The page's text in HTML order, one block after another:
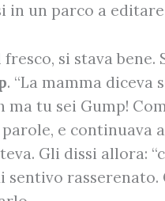
in un parco a
si stava bene.
. “La mamma diceva
ma tu sei Gump!
e continuava
Gli dissi allora:
sentivo